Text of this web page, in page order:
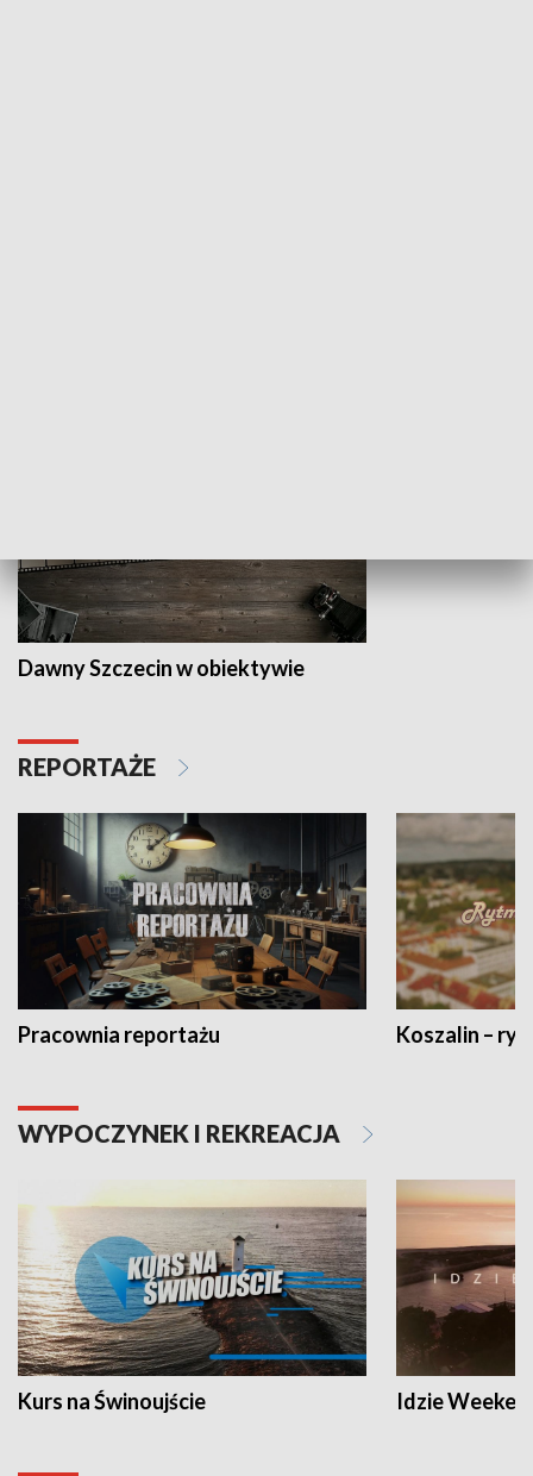
Dawny Szczecin w obiektywie
REPORTAŻE
Pracownia reportażu Koszalin –
WYPOCZYNEK I REKREACJA
Kurs na Świnoujście Idzie